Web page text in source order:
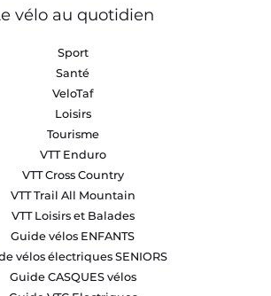
vélo au quotidien
Sport
Santé
VeloTaf
Loisirs
Tourisme
VTT Enduro
VTT Cross Country
VTT Trail All Mountain
VTT Loisirs et Balades
Guide vélos ENFANTS
vélos électriques SENIORS
Guide CASQUES vélos